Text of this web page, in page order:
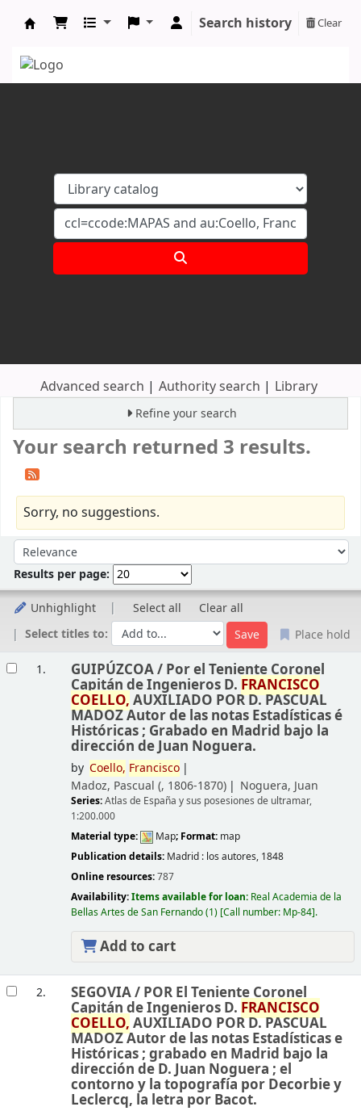
Search history Clear
Advanced search Authority search Library
Refine your search
Your search returned 3 results.
Sorry, no suggestions.
Sort by:
Results per page:
Unhighlight Select all
Clear all
Select titles to:
Place hold
1. GUIPÚZCOA / Por el Teniente Coronel
Capitán de Ingenieros D. FRANCISCO
COELLO, AUXILIADO POR D. PASCUAL
MADOZ Autor de las notas Estadísticas é
Históricas ; Grabado en Madrid bajo la
dirección de Juan Noguera.
by Coello, Francisco
Madoz, Pascual (, 1806-1870) Noguera, Juan
Series:Atlas de España y sus posesiones de ultramar,
1:200.000
Material type:
Map; Format: map
Publication details: Madrid : los autores, 1848
Online resources:787
Availability:Items available for loan: Real Academia de la
Bellas Artes de San Fernando(1) Call number: Mp-84 .
Add to cart
2. SEGOVIA / POR El Teniente Coronel
Capitán de Ingenieros D. FRANCISCO
COELLO, AUXILIADO POR D. PASCUAL
MADOZ Autor de las notas Estadísticas e
Históricas ; grabado en Madrid bajo la
dirección de D. Juan Noguera ; el
contorno y la topografía por Decorbie y
Leclercq, la letra por Bacot.